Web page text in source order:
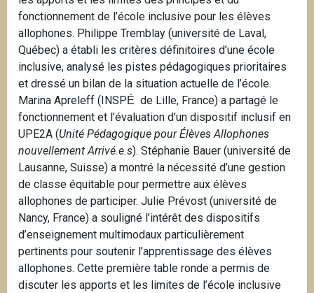
fonctionnement de l’école inclusive pour les élèves
allophones. Philippe Tremblay (université de Laval,
Québec) a établi les critères définitoires d’une école
inclusive, analysé les pistes pédagogiques prioritaires
et dressé un bilan de la situation actuelle de l’école.
Marina Apreleff (INSPÉ de Lille, France) a partagé le
fonctionnement et l’évaluation d’un dispositif inclusif en
UPE2A (Unité Pédagogique pour Élèves Allophones
nouvellement Arrivé.e.s). Stéphanie Bauer (université de
Lausanne, Suisse) a montré la nécessité d’une gestion
de classe équitable pour permettre aux élèves
allophones de participer. Julie Prévost (université de
Nancy, France) a souligné l’intérêt des dispositifs
d’enseignement multimodaux particulièrement
pertinents pour soutenir l’apprentissage des élèves
allophones. Cette première table ronde a permis de
discuter les apports et les limites de l’école inclusive